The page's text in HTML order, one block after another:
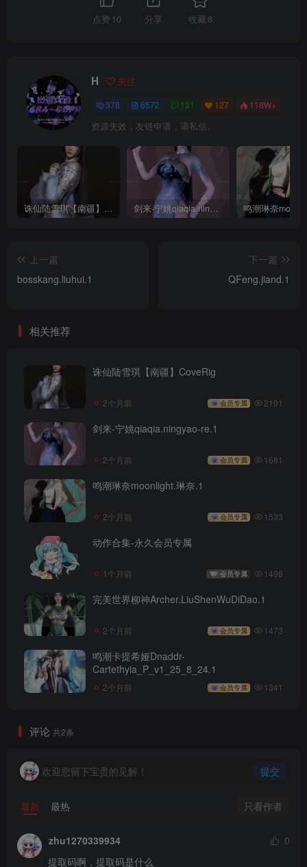
点赞 10 分享 收藏 8
H 关注
378 6572 131 127 118W+
资源失效，友链申请，请私信。
诛仙陆雪琪【南疆】CoveRig 剑来-宁姚qiaqia.ningyao-re.1
上一篇
bosskang.liuhui.1
下一篇
QFeng.jiand.1
相关推荐
诛仙陆雪琪【南疆】CoveRig
2个月前 会员专属 2191
剑来-宁姚qiaqia.ningyao-re.1
2个月前 会员专属 1681
鸣潮琳奈moonlight.琳奈.1
2个月前 会员专属 1533
动作合集-永久会员专属
1个月前 会员专属 1498
完美世界柳神Archer.LiuShenWuDiDao.1
2个月前 会员专属 1473
鸣潮卡提希娅Dnaddr-
Cartethyia_P_v1_25_8_24.1
2个月前 会员专属 1341
评论 共2条
欢迎您留下宝贵的见解！ 提交
最新 最热 只看作者
zhu1270339934
0
提取码啊，提取码是什么